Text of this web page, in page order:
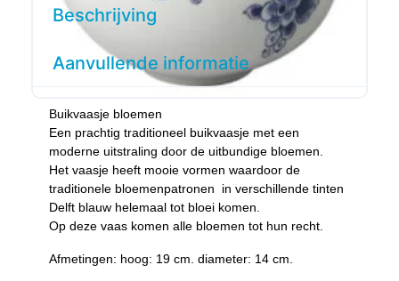
Beschrijving
Aanvullende informatie
Buikvaasje bloemen
Een prachtig traditioneel buikvaasje met een
moderne uitstraling door de uitbundige bloemen.
Het vaasje heeft mooie vormen waardoor de
traditionele bloemenpatronen in verschillende tinten
Delft blauw helemaal tot bloei komen.
Op deze vaas komen alle bloemen tot hun recht.
Afmetingen: hoog: 19 cm. diameter: 14 cm.